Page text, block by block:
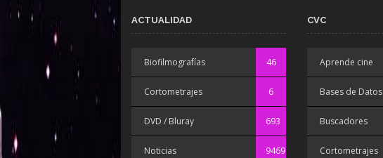
ACTUALIDAD
Biofilmografías 46
Cortometrajes 6
DVD / Bluray 693
Noticias 9469
CVC
Aprende cine
Bases de Datos
Buscadores
Cortometrajes